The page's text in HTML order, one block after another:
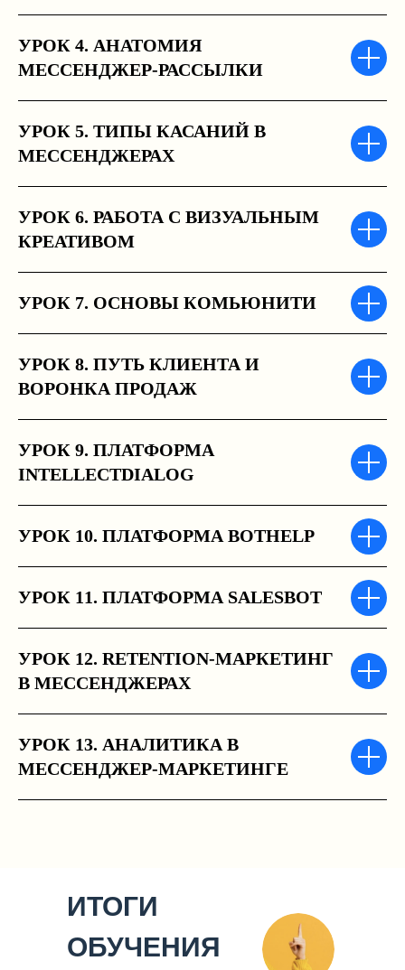
УРОК 4. АНАТОМИЯ
МЕССЕНДЖЕР-РАССЫЛКИ
УРОК 5. ТИПЫ КАСАНИЙ В
МЕССЕНДЖЕРАХ
УРОК 6. РАБОТА С ВИЗУАЛЬНЫМ
КРЕАТИВОМ
УРОК 7. ОСНОВЫ КОМЬЮНИТИ
УРОК 8. ПУТЬ КЛИЕНТА И
ВОРОНКА ПРОДАЖ
УРОК 9. ПЛАТФОРМА
INTELLECTDIALOG
УРОК 10. ПЛАТФОРМА BOTHELP
УРОК 11. ПЛАТФОРМА SALESBOT
УРОК 12. RETENTION-МАРКЕТИНГ
В МЕССЕНДЖЕРАХ
УРОК 13. АНАЛИТИКА В
МЕССЕНДЖЕР-МАРКЕТИНГЕ
ИТОГИ
ОБУЧЕНИЯ